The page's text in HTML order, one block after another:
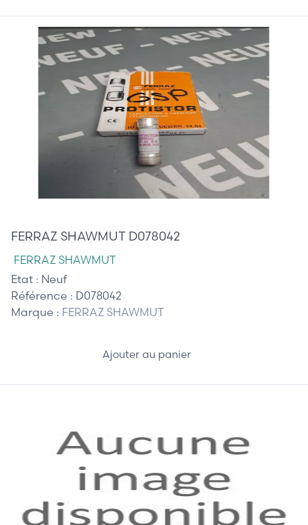
FERRAZ SHAWMUT D078042
FERRAZ SHAWMUT
Etat : Neuf
Référence : D078042
Marque : FERRAZ SHAWMUT
Ajouter au panier